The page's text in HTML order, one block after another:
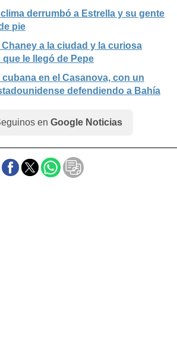
derrumbó a Estrella y su gente
pie
Chaney a la ciudad y la curiosa
le llegó de Pepe
en el Casanova, con un
defendiendo a Bahía
en Google Noticias